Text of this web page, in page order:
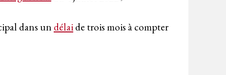
dans un délaide trois mois à compter